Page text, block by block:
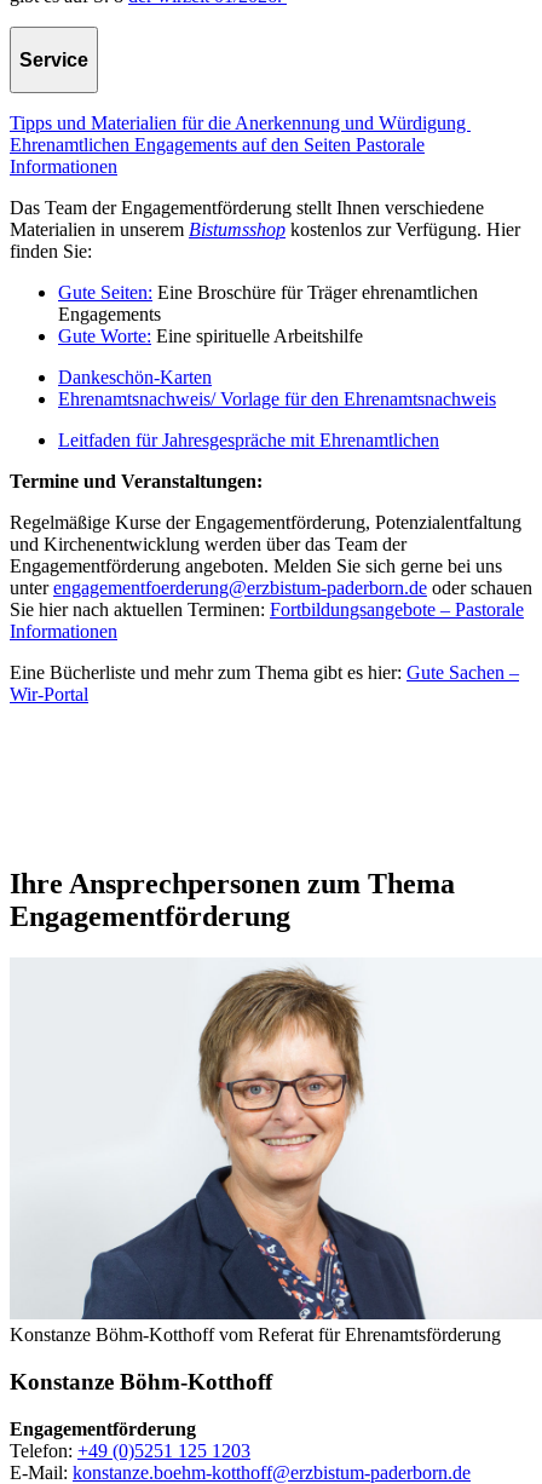
Service
Tipps und Materialien für die Anerkennung und Würdigung
Ehrenamtlichen Engagements auf den Seiten Pastorale
Informationen
Das Team der Engagementförderung stellt Ihnen verschiedene
Materialien in unserem Bistumsshop kostenlos zur Verfügung. Hier
finden Sie:
Gute Seiten: Eine Broschüre für Träger ehrenamtlichen
Engagements
Gute Worte: Eine spirituelle Arbeitshilfe
Dankeschön-Karten
Ehrenamtsnachweis/ Vorlage für den Ehrenamtsnachweis
Leitfaden für Jahresgespräche mit Ehrenamtlichen
Termine und Veranstaltungen:
Regelmäßige Kurse der Engagementförderung, Potenzialentfaltung
und Kirchenentwicklung werden über das Team der
Engagementförderung angeboten. Melden Sie sich gerne bei uns
unterengagementfoerderung@erzbistum-paderborn.de oder schauen
Sie hier nach aktuellen Terminen: Fortbildungsangebote – Pastorale
Informationen
Eine Bücherliste und mehr zum Thema gibt es hier: Gute Sachen –
Wir-Portal
Ihre Ansprechpersonen zum Thema
Engagementförderung
Konstanze Böhm-Kotthoff vom Referat für Ehrenamtsförderung
Konstanze Böhm-Kotthoff
Engagementförderung
Telefon: +49 (0)5251 125 1203
E-Mail: konstanze.boehm-kotthoff@erzbistum-paderborn.de